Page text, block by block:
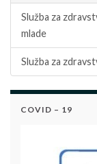
Služba za
mlade
Služba za
COVID – 19